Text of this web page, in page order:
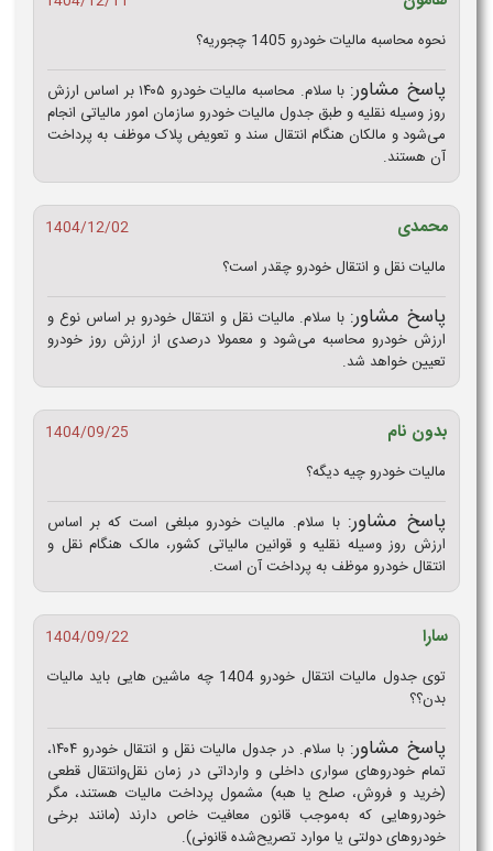
نحوه محاسبه مالیات خودرو 1405 چجوریه؟
پاسخ مشاور:
با سلام. محاسبه مالیات خودرو ۱۴۰۵ بر اساس ارزش
روز وسیله نقلیه و طبق جدول مالیات خودرو سازمان امور مالیاتی انجام
می‌شود و مالکان هنگام انتقال سند و تعویض پلاک موظف به پرداخت
آن هستند.
محمدی
1404/12/02
مالیات نقل و انتقال خودرو چقدر است؟
پاسخ مشاور: با سلام. مالیات نقل و انتقال خودرو بر اساس نوع و
ارزش خودرو محاسبه می‌شود و معمولا درصدی از ارزش روز خودرو
تعیین‌ خواهد شد.
بدون نام
1404/09/25
مالیات خودرو چیه دیگه؟
پاسخ مشاور: با سلام. مالیات خودرو مبلغی است که بر اساس
ارزش روز وسیله نقلیه و قوانین مالیاتی کشور، مالک هنگام نقل و
انتقال خودرو موظف به پرداخت آن است.
سارا
1404/09/22
توی جدول مالیات انتقال خودرو 1404 چه ماشین هایی باید مالیات
بدن؟؟
پاسخ مشاور:
با سلام. در جدول مالیات نقل و انتقال خودرو ۱۴۰۴،
تمام خودروهای سواری داخلی و وارداتی در زمان نقل‌وانتقال قطعی
(خرید و فروش، صلح یا هبه) مشمول پرداخت مالیات هستند، مگر
خودروهایی که به‌موجب قانون معافیت خاص دارند (مانند برخی
خودروهای دولتی یا موارد تصریح‌شده قانونی).